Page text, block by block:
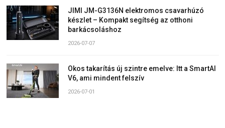
JIMI JM-G3136N elektromos csavarhúzó
készlet – Kompakt segítség az otthoni
barkácsoláshoz
2026-07-07
Okos takarítás új szintre emelve: Itt a SmartAI
V6, ami mindent felszív
2026-07-01